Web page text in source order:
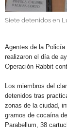
Siete detenidos en
Agentes de la Policía
realizaron el día de
Operación Rabbit
Los miembros del
detenidos tras
zonas de la ciudad,
gramos de cocaína
Parabellum, 38